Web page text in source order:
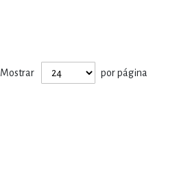
Mostrar por página